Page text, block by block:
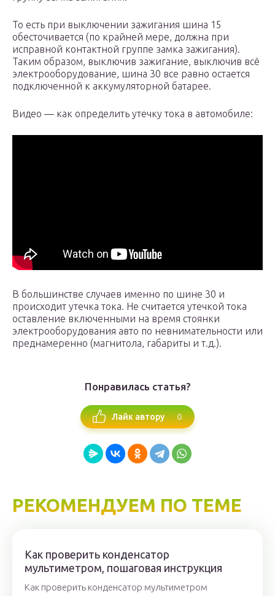
То есть при выключении зажигания шина 15
обесточивается (по крайней мере, должна при
исправной контактной группе замка зажигания).
Таким образом, выключив зажигание, выключив всё
электрооборудование, шина 30 все равно остается
подключенной к аккумуляторной батарее.
Видео — как определить утечку тока в автомобиле:
В большинстве случаев именно по шине 30 и
происходит утечка тока. Не считается утечкой тока
оставление включенными на время стоянки
электрооборудования авто по невнимательности или
преднамеренно (магнитола, габариты и т.д.).
Понравилась статья?
Лайк автору 0
РЕКОМЕНДУЕМ ПО ТЕМЕ
Как проверить конденсатор
мультиметром, пошаговая инструкция
Как проверить конденсатор мультиметром